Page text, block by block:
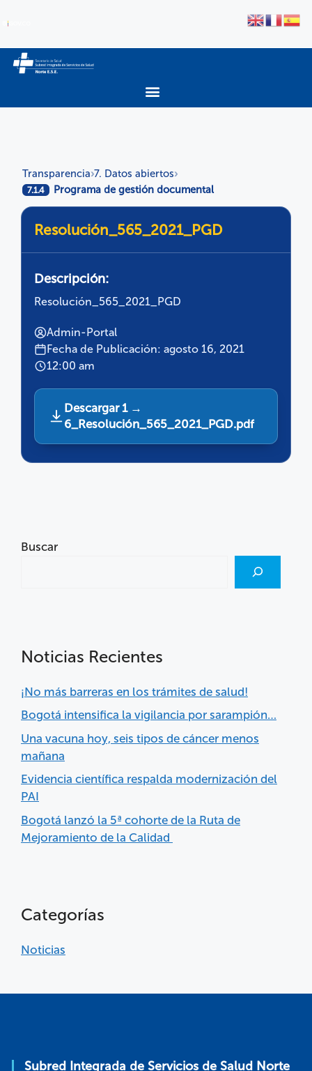
Transparencia›7. Datos abiertos›
7.1.4 Programa de gestión documental
Resolución_565_2021_PGD
Descripción:
Resolución_565_2021_PGD
Admin-Portal
Fecha de Publicación: agosto 16, 2021
12:00 am
Descargar 1 →
6_Resolución_565_2021_PGD.pdf
Buscar
Noticias Recientes
¡No más barreras en los trámites de salud!
Bogotá intensifica la vigilancia por sarampión…
Una vacuna hoy, seis tipos de cáncer menos
mañana
Evidencia científica respalda modernización del
PAI
Bogotá lanzó la 5ª cohorte de la Ruta de
Mejoramiento de la Calidad
Categorías
Noticias
Subred Integrada de Servicios de Salud Norte